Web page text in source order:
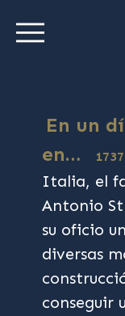
En un
en…
1737
Italia, el
Antonio
su oficio
diversas
conseguir